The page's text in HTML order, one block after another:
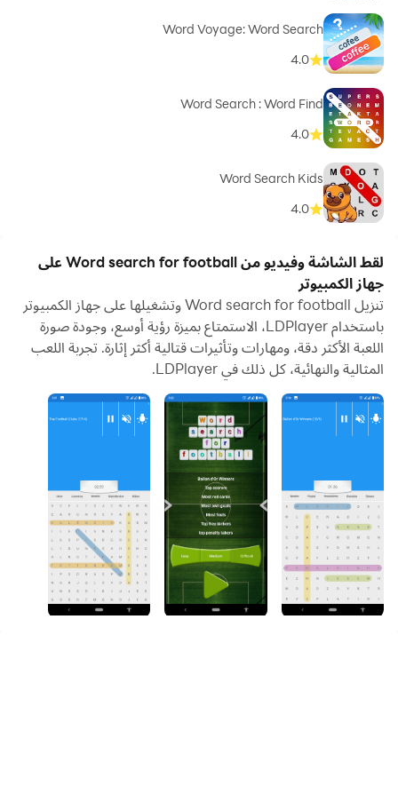
Word Voyage: Word Search
4.0
Word Search : Word Find
4.0
Word Search Kids
4.0
لقط الشاشة وفيديو من Word search for football على
جهاز الكمبيوتر
تنزيل Word search for football وتشغيلها على جهاز الكمبيوتر
باستخدام LDPlayer، الاستمتاع بميزة رؤية أوسع، وجودة صورة
اللعبة الأكثر دقة، ومهارات وتأثيرات قتالية أكثر إثارة. تجربة اللعب
المثالية والنهائية، كل ذلك في LDPlayer.